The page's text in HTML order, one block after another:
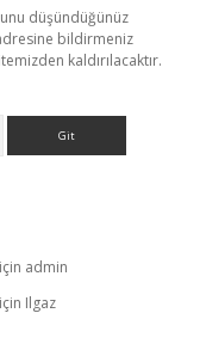
düşündüğünüz
bildirmeniz
kaldırılacaktır.
için admin
için Ilgaz